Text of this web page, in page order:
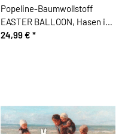
Popeline-Baumwollstoff
EASTER BALLOON, Hasen in
Heißluftballons
24,99 € *